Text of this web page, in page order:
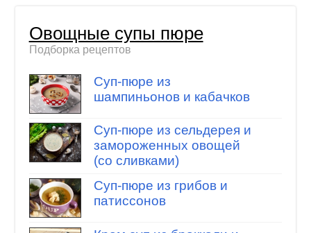
Овощные супы пюре
Подборка рецептов
Суп-пюре из
шампиньонов и кабачков
Суп-пюре из сельдерея и
замороженных овощей
(со сливками)
Суп-пюре из грибов и
патиссонов